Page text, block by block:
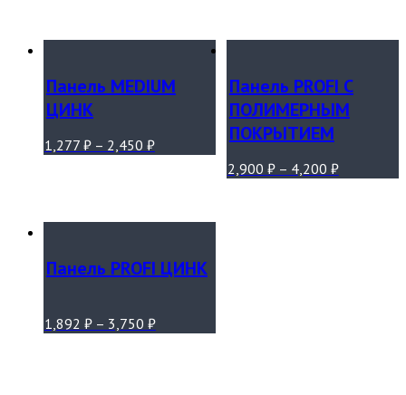
Панель MEDIUM
ЦИНК
1,277 ₽ – 2,450 ₽
Панель PROFI С
ПОЛИМЕРНЫМ
ПОКРЫТИЕМ
2,900 ₽– 4,200 ₽
Панель PROFI ЦИНК
1,892 ₽ – 3,750 ₽